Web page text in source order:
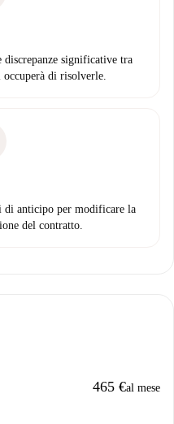
discrepanze significative tra
occuperà di risolverle.
di anticipo per modificare la
del contratto.
465 €al mese